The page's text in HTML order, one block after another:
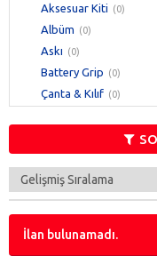
Aksesuar Kiti (0)
Albüm (0)
Askı (0)
Battery Grip (0)
Çanta & Kılıf (0)
(0)
Film
Film Tarayıcı (0)
Flaş (0)
Flaş Yayıcı
İlan bulunamadı.